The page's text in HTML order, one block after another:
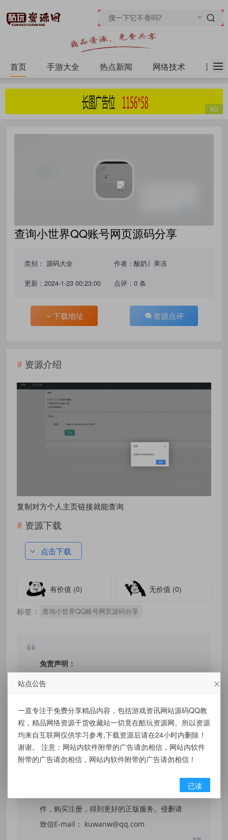
首页 手游大全 热点新闻 网络技术 源码
查询小世界QQ账号网页源码分享
类别：源码大全 作者：酸奶丿果冻
更新：2024-1-23 00:23:00 点评：0 条
下载地址 资源点评
资源介绍
复制对方个人主页链接就能查询
资源下载
点击下载
有价值 (0) 无价值 (0)
标签： 查询小世界QQ账号网页源码分享
免责声明：
本站提供的资源，都来自网络，版权争议与本
和研究目的。不得将上述内容用于商业或者非
法用途，否则，一切后果请用户自负，我们不
保证内容的长久可用性，通过使用本站内容随
之而来的风险与本站无关，您必须在下载后的
24个小时之内，从您的电脑/手机中彻底删除上
件，购买注册，得到更好的正版服务。侵删请
致信E-mail： kuwanw@qq.com
站点公告
一直专注于免费分享精品内容，包括游戏资讯网站源码QQ教
程，精品网络资源干货收藏站一切竟在酷玩资源网。所以资源
均来自互联网仅供学习参考,下载资源后请在24小时内删除！
谢谢。 注意：网站内软件附带的广告请勿相信，网站内软件
附带的广告请勿相信，网站内软件附带的广告请勿相信！
已读